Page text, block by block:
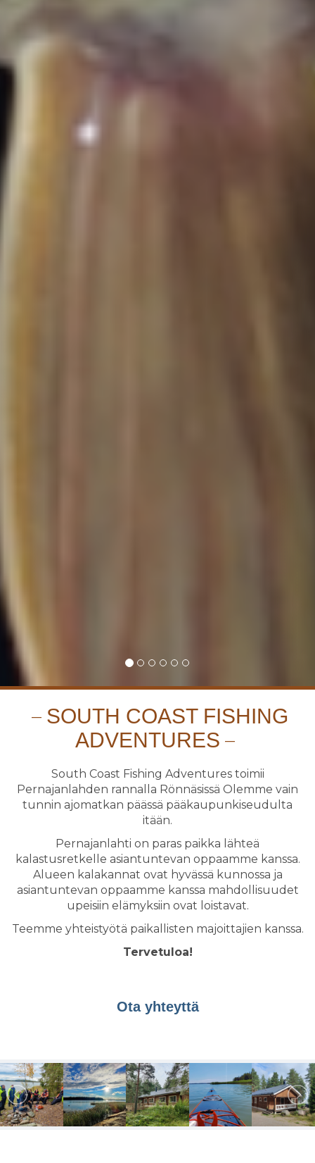
SOUTH COAST FISHING
ADVENTURES
South Coast Fishing Adventures toimii
Pernajanlahden rannalla Rönnäsissä Olemme vain
tunnin ajomatkan päässä pääkaupunkiseudulta
itään.
Pernajanlahti on paras paikka lähteä
kalastusretkelle asiantuntevan oppaamme kanssa.
Alueen kalakannat ovat hyvässä kunnossa ja
asiantuntevan oppaamme kanssa mahdollisuudet
upeisiin elämyksiin ovat loistavat.
Teemme yhteistyötä paikallisten majoittajien kanssa.
Tervetuloa!
Ota yhteyttä